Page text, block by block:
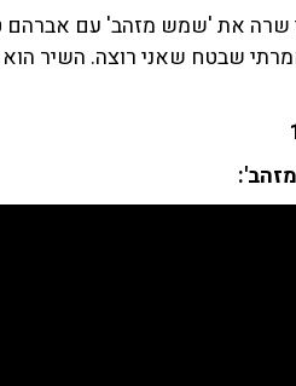
שרה את 'שמש מזהב' עם אברהם
שבטח שאני רוצה. השיר הוא